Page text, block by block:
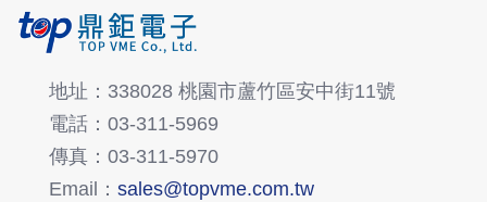
地址：338028 桃園市蘆竹區安中街11號
電話：03-311-5969
傳真：03-311-5970
Email： sales@topvme.com.tw